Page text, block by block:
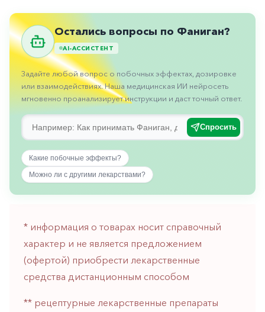
Противоподагрические
Противорвотные
Противоэпилептические
Прочее
Пульмонология
Сердечные
Сосудистые
Тромбозы
Урология
горло-
Хирургия
Щитовидная
Остались вопросы по Фаниган?
AI-АССИСТЕНТ
Задайте любой вопрос о побочных эффектах, дозировке
или взаимодействиях. Наша медицинская ИИ нейросеть
мгновенно проанализирует инструкции и даст точный ответ.
Спросить
Какие побочные эффекты?
Можно ли с другими лекарствами?
* информация о товарах носит справочный
характер и не является предложением
(офертой) приобрести лекарственные
средства дистанционным способом
** рецептурные лекарственные препараты